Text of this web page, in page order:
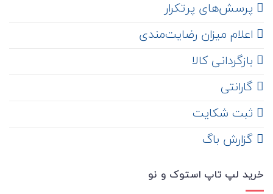
‌ پرسش‌های پرتکرار
اعلام میزان رضایت‌مندی
‌ بازگردانی کالا
گارانتی
ثبت شکایت
‌ گزارش باگ
خرید لپ تاپ استوک و نو